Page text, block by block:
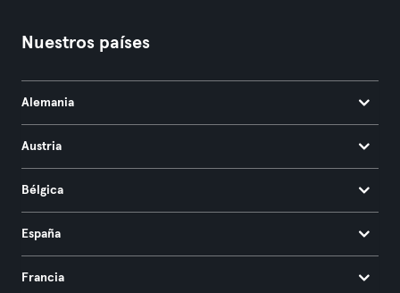
Nuestros países
Alemania
Austria
Bélgica
España
Francia